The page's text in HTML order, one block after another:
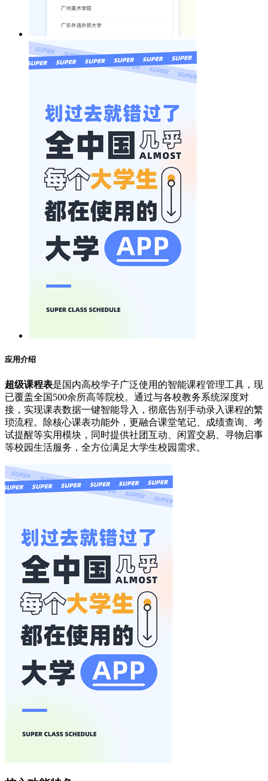
应用介绍
超级课程表是国内高校学子广泛使用的智能课程管理工具，现
已覆盖全国500余所高等院校。通过与各校教务系统深度对
接，实现课表数据一键智能导入，彻底告别手动录入课程的繁
琐流程。除核心课表功能外，更融合课堂笔记、成绩查询、考
试提醒等实用模块，同时提供社团互动、闲置交易、寻物启事
等校园生活服务，全方位满足大学生校园需求。